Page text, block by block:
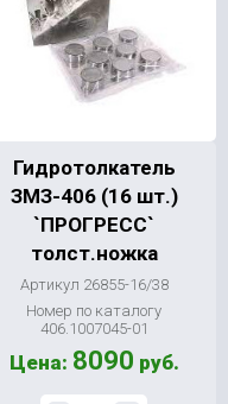
Гидротолкатель
ЗМЗ-406 (16 шт.)
`ПРОГРЕСС`
толст.ножка
Артикул 26855-16/38
Номер по каталогу
406.1007045-01
Цена: 8090 руб.